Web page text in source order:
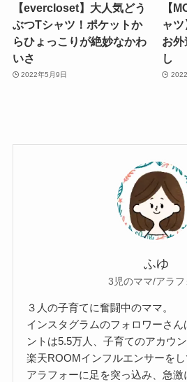
【evercloset】大人気どう
ぶつTシャツ！ポケットか
らひょっこりが絶妙なかわ
いさ
2022年5月9日
【
ャ
お
し
ふゆ
3児のママ/アラフ
３人の子育てに奮闘中のママ。
インスタグラムのフォロワーさん
ントは5.5万人、子育てのアカウ
楽天ROOMインフルエンサーをし
アラフォーに足を突っ込み、急